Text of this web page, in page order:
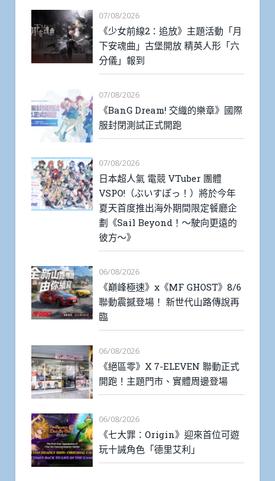
07/08/2026
《少女前線2：追放》主題活動「月
下安魂曲」古堡開放 精英人形「六
分儀」報到
07/08/2026
《BanG Dream! 交織的樂章》國際
服封閉測試正式開跑
07/08/2026
日本超人氣 電競 VTuber 團體
VSPO!（ぶいすぽっ！）將於今年
夏天首度推出海外期間限定餐廳企
劃《Sail Beyond！～駛向更遠的
彼方～》
06/08/2026
《巔峰極速》x《MF GHOST》8/6
聯動震撼登場！ 新世代山路傳說再
臨
06/08/2026
《絕區零》X 7-ELEVEN 聯動正式
開跑！主題門市、實體周邊登場
06/08/2026
《七大罪：Origin》迎來首位可遊
玩十誡角色「德里艾利」